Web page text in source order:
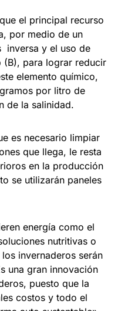
el principal recurso
por medio de un
inversa y el uso de
para lograr reducir
elemento químico,
por litro de
de la salinidad.
es necesario limpiar
que llega, le resta
en la producción
se utilizarán paneles
energía como el
nutritivas o
invernaderos serán
una gran innovación
puesto que la
costos y todo el